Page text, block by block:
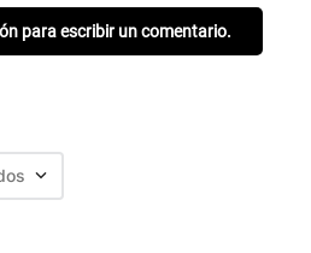
para escribir un comentario.